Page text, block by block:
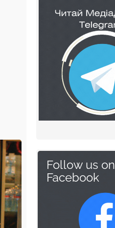
Follow us on
Facebook